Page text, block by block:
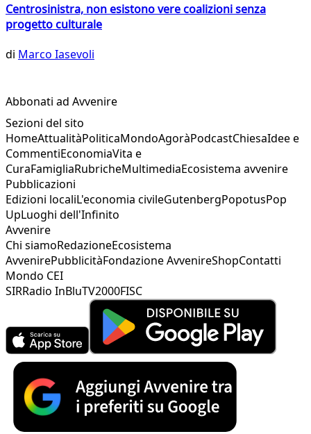
Centrosinistra, non esistono vere coalizioni senza
progetto culturale
di Marco Iasevoli
Abbonati ad Avvenire
Sezioni del sito
HomeAttualitàPoliticaMondoAgoràPodcastChiesaIdee e
CommentiEconomiaVita e
CuraFamigliaRubricheMultimediaEcosistema avvenire
Pubblicazioni
Edizioni localiL'economia civileGutenbergPopotusPop
UpLuoghi dell'Infinito
Avvenire
Chi siamoRedazioneEcosistema
AvvenirePubblicitàFondazione AvvenireShopContatti
Mondo CEI
SIRRadio InBluTV2000FISC